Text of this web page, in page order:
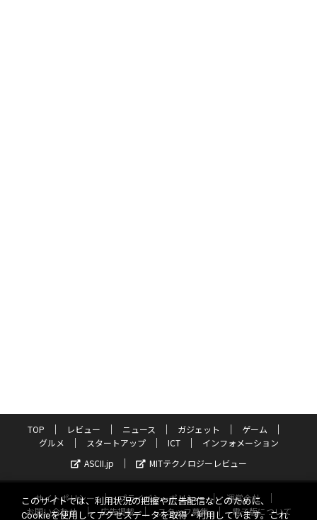
TOP レビュー ニュース ガジェット
ゲーム
グルメ
スタートアップ ICT
インフォメーション
ASCII.jp
MITテクノロジーレビュー
サイトポリシー プライバシーポリシー
運営会社
お問い合わせ
広告掲載 スタッフ募集 電子版について
このサイトでは、利用状況の把握や広告配信などのために、
Cookieを使用してアクセスデータを取得・利用しています。これ